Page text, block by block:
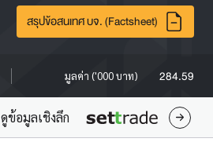
สรุปข้อสนเทศ บจ. (Factsheet)
มูลค่า ('000 บาท) 284.59
ดูข้อมูลเชิงลึก